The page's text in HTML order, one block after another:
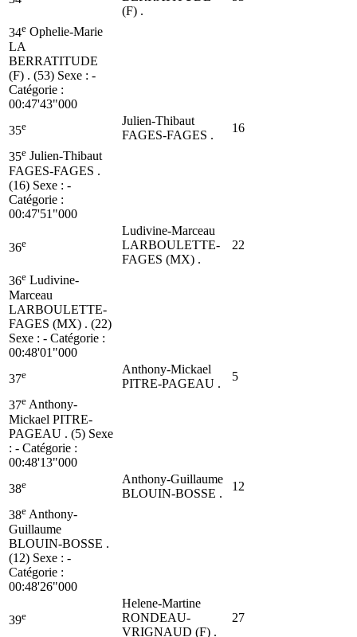
(F) .
34e Ophelie-Marie
LA
BERRATITUDE
(F) . (53) Sexe : -
Catégorie :
00:47'43"000
35e
Julien-Thibaut
FAGES-FAGES .
16
35e Julien-Thibaut
FAGES-FAGES .
(16) Sexe : -
Catégorie :
00:47'51"000
36e
Ludivine-Marceau
LARBOULETTE-
FAGES (MX) .
22
36e Ludivine-
Marceau
LARBOULETTE-
FAGES (MX) . (22)
Sexe : - Catégorie :
00:48'01"000
37e
Anthony-Mickael
PITRE-PAGEAU .
5
37e Anthony-
Mickael PITRE-
PAGEAU . (5) Sexe
: - Catégorie :
00:48'13"000
38e
Anthony-Guillaume
BLOUIN-BOSSE .
12
38e Anthony-
Guillaume
BLOUIN-BOSSE .
(12) Sexe : -
Catégorie :
00:48'26"000
39e
Helene-Martine
RONDEAU-
VRIGNAUD (F) .
27